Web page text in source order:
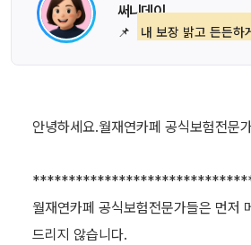
써니데이
📌 내 보장 밝고 든든하
안녕하세요.월재연카페 공식보험전문
월재연카페 공식보험전문가들은 먼저
드리지 않습니다.